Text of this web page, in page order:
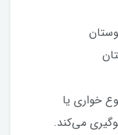
خواری یا
می‌کند.